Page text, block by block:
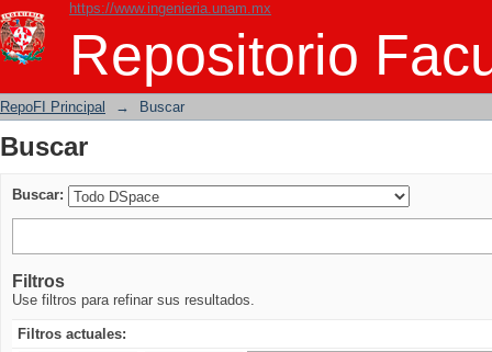
https://www.ingenieria.unam.mx
Repositorio
Buscar
RepoFI Principal → Buscar
Buscar
Buscar:
Filtros
Use filtros para refinar sus resultados.
Filtros actuales: